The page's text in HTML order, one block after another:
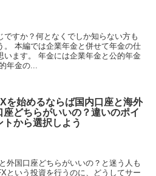
ですか？何となくでしか知らない方も
。 本編では企業年金と併せて年金の仕
います。 年金には企業年金と公的年金
年金の...
を始めるならば国内口座と海外
座どちらがいいの？違いのポイ
トから選択しよう
外国口座どちらがいいの？と迷う人も
という投資を行うのに、どうしてサー